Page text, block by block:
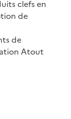
clefs en
de
de
Atout